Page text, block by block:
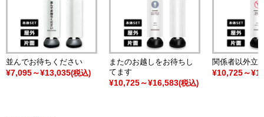
並んでお待ちください
¥7,095～¥13,035(税込)
またのお越しをお待ちし
てます
¥10,725～¥16,583(税込)
関係者以外立
¥10,725～